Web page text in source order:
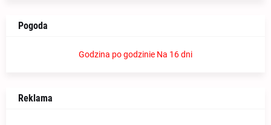
Pogoda
Godzina po godzinie Na 16 dni
Reklama